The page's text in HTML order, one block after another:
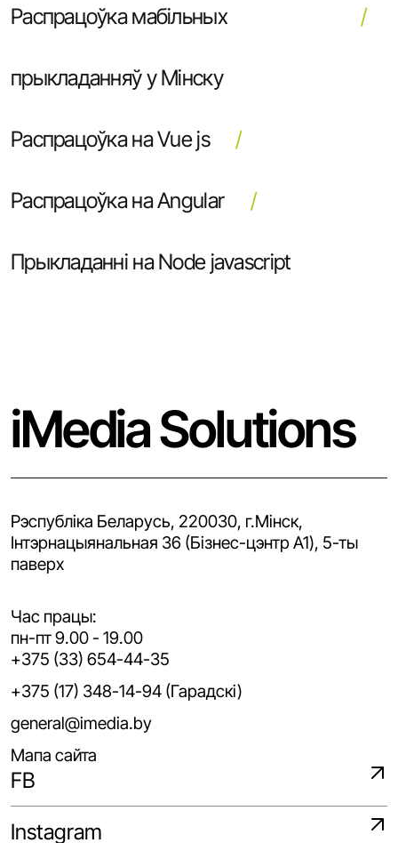
Распрацоўка мабільных
прыкладанняў у Мінску
Распрацоўка на Vue js
Распрацоўка на Angular
Прыкладанні на Node javascript
iMedia Solutions
Рэспубліка Беларусь, 220030, г.Мінск,
Iнтэрнацыянальная 36 (Бізнес-цэнтр A1), 5-ты
паверх
Час працы:
пн-пт 9.00 - 19.00
+375 (33) 654-44-35
+375 (17) 348-14-94 (Гарадскі)
general@imedia.by
Мапа сайта
FB
Instagram